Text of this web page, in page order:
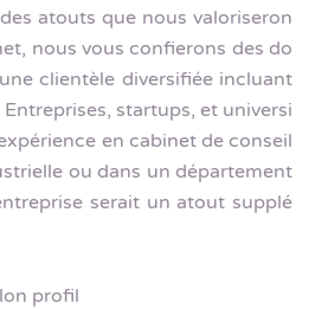
atouts que nous valoriseron
nous vous confierons des do
clientèle diversifiée incluant
Entreprises, startups, et universi
en cabinet de conseil
ou dans un département
serait un atout supplé
profil